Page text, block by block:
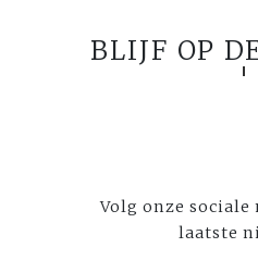
BLIJF OP
Volg onze
laatste